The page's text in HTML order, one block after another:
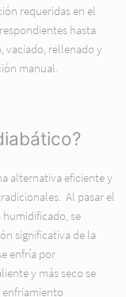
requeridas en el
hasta
vaciado, rellenado y
manual.
alternativa eficiente y
Al pasar el
se
significativa de la
enfría por
y más seco se
enfriamiento